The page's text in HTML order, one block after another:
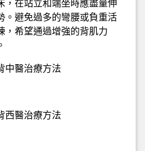
在站立和端坐時應盡量伸
。避免過多的彎腰或負重活
，希望通過增強的背肌力
中醫治療方法
西醫治療方法